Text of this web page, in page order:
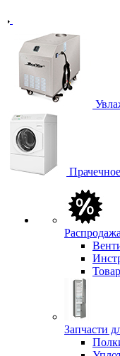
Распродажа
Запчасти